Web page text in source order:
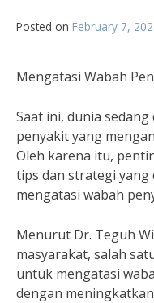
Posted on February 7,
Mengatasi Wabah
Saat ini, dunia
penyakit yang
Oleh karena itu,
tips dan strategi
mengatasi wabah
Menurut Dr. Teguh
masyarakat, salah
untuk mengatasi
dengan